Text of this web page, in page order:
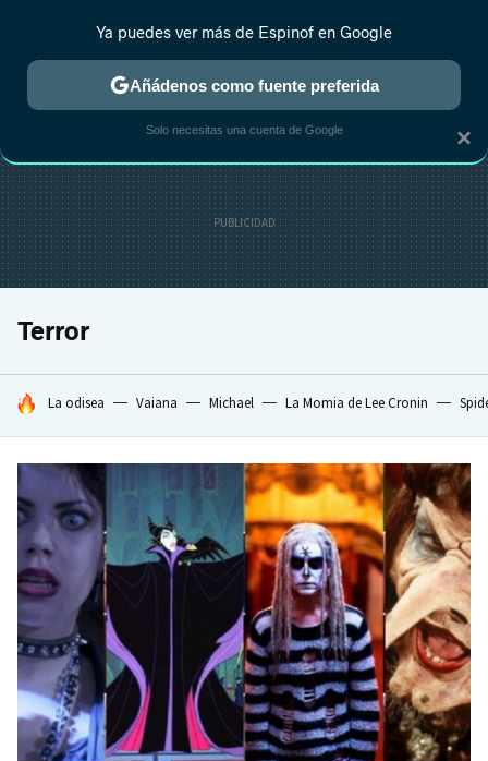
ESTRENOS REALITY ANIME RANKINGS CINE
Terror
HOY SE HABLA DE
La odisea Vaiana Michael La Momia de Lee Cronin
×
Ya puedes ver más de Espinof en Google
Añádenos como fuente preferida
Solo necesitas una cuenta de Google